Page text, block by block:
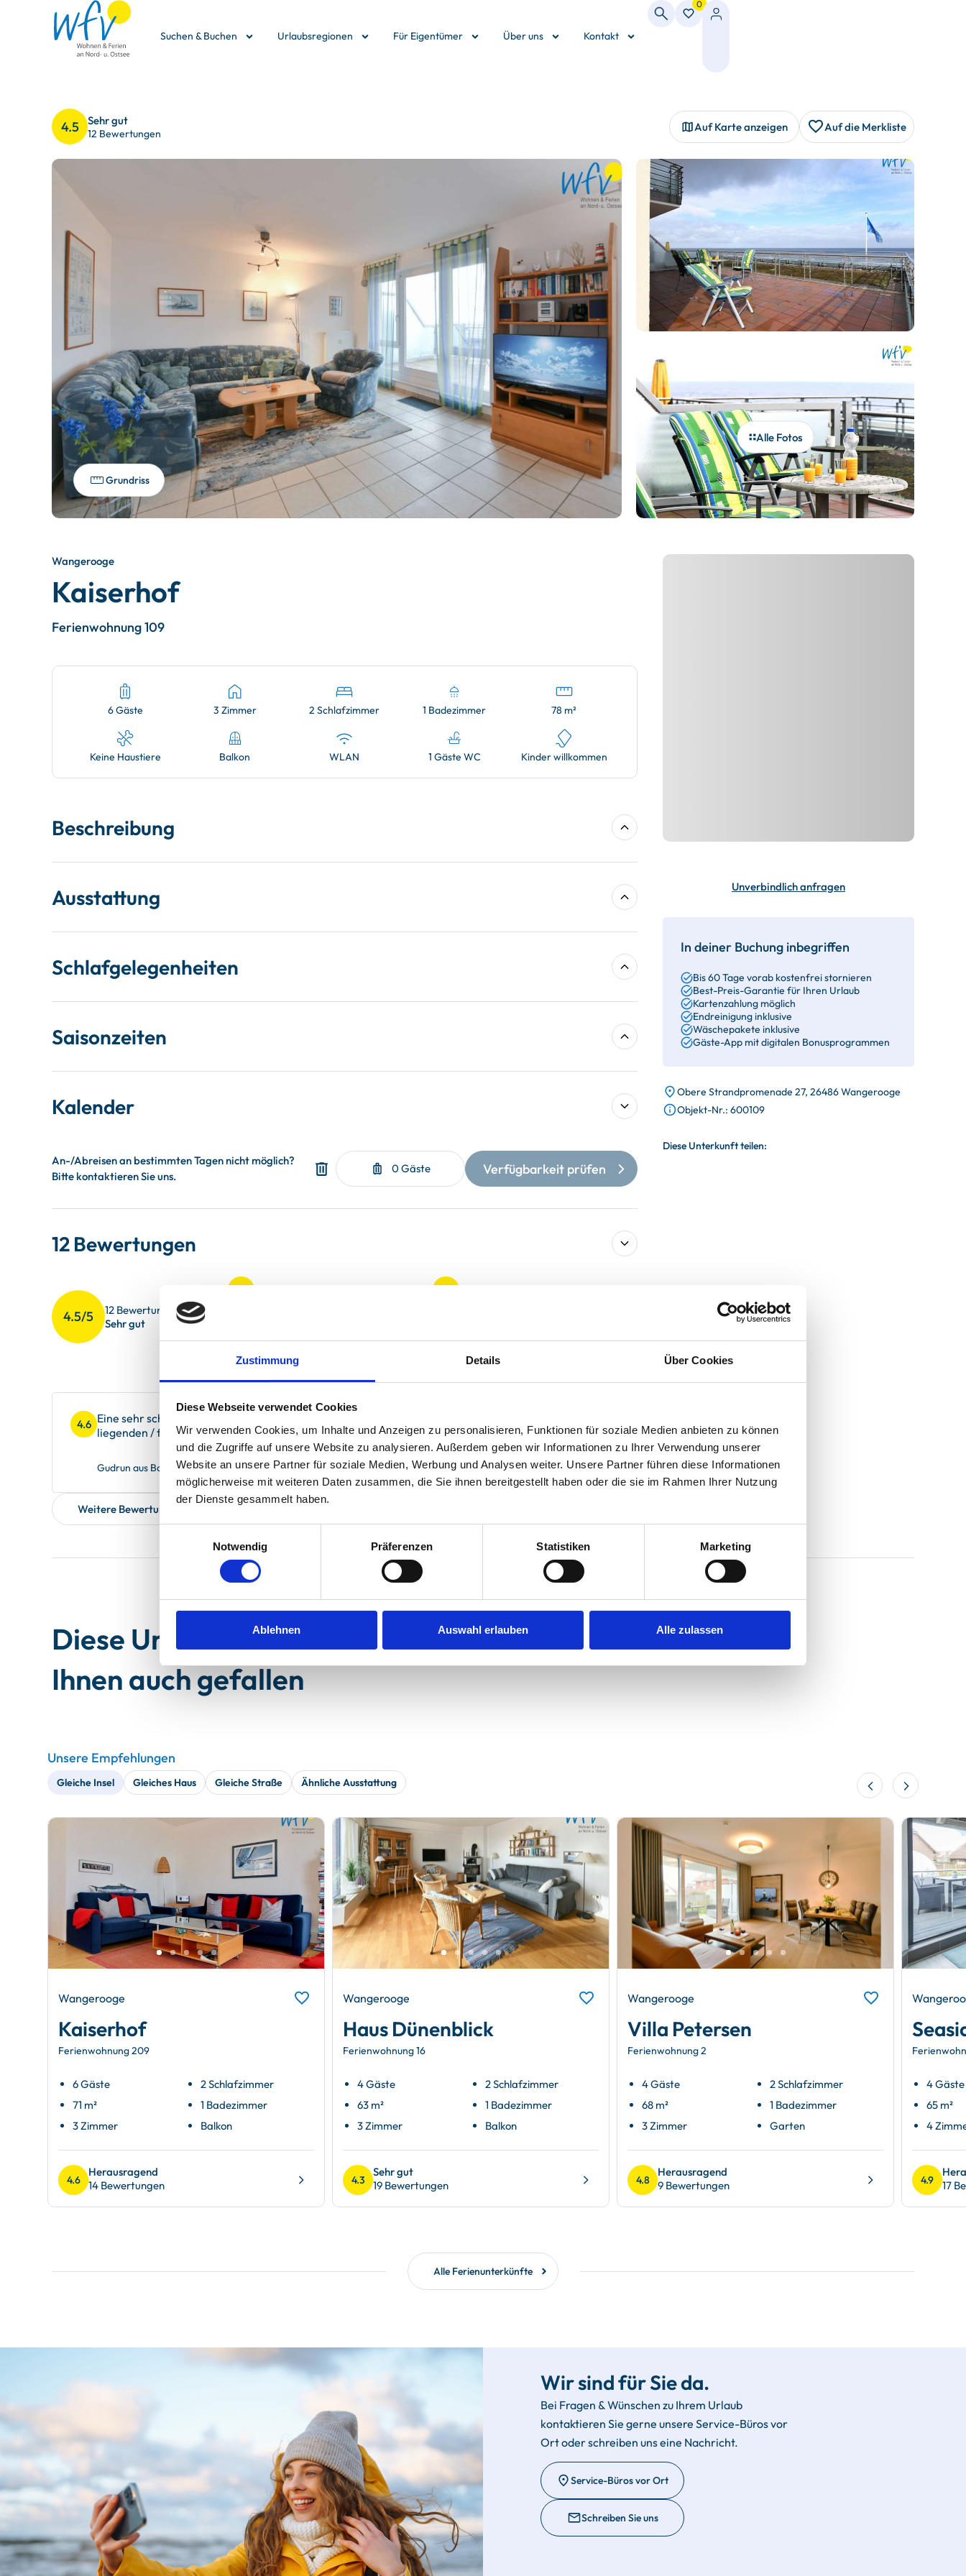
Zustimmung Details Über Cookies
Diese Webseite verwendet Cookies
Wir verwenden Cookies, um Inhalte und Anzeigen zu personalisieren, Funktionen für soziale Medien anbieten zu können
und die Zugriffe auf unsere Website zu analysieren. Außerdem geben wir Informationen zu Ihrer Verwendung unserer
Website an unsere Partner für soziale Medien, Werbung und Analysen weiter. Unsere Partner führen diese Informationen
möglicherweise mit weiteren Daten zusammen, die Sie ihnen bereitgestellt haben oder die sie im Rahmen Ihrer Nutzung
der Dienste gesammelt haben.
Notwendig
Präferenzen Statistiken Marketing
Ablehnen Auswahl erlauben Alle zulassen
Suchen & Buchen Urlaubsregionen Für Eigentümer Über uns Kontakt
0
4.5 Sehr gut
12 Bewertungen Auf Karte anzeigen Auf die Merkliste
Grundriss
Alle Fotos
Wangerooge
Kaiserhof
Ferienwohnung 109
6 Gäste 3 Zimmer 2 Schlafzimmer 1 Badezimmer 78 m²
Keine Haustiere Balkon WLAN 1 Gäste WC Kinder willkommen
Beschreibung
Ausstattung
Schlafgelegenheiten
Saisonzeiten
Kalender
12 Bewertungen
4.5/5
12 Bewertungen
Sehr gut
4.6 4.3
4.8 Service
4.6 Eine sehr schöne Ferienwohnung mit wunderbarer Aussicht auf das Meer und die vor Wangerooge
liegenden / fahrenden Schiffe. Die Ausstattung ist super und lässt keine Wünsche offen.
Gudrun aus Bad Laer , verreist im September 2025
Weitere Bewertungen zeigen
Unverbindlich anfragen
In deiner Buchung inbegriffen
Bis 60 Tage vorab kostenfrei stornieren
Best-Preis-Garantie für Ihren Urlaub
Kartenzahlung möglich
Endreinigung inklusive
Wäschepakete inklusive
Gäste-App mit digitalen Bonusprogrammen
Obere Strandpromenade 27, 26486 Wangerooge
Objekt-Nr.: 600109
Diese Unterkunft teilen:
Diese Unterkünfte werden
Ihnen auch gefallen
Unsere Empfehlungen
Gleiche Insel Gleiches Haus Gleiche Straße Ähnliche Ausstattung
Wangerooge
Kaiserhof
Ferienwohnung 209
6 Gäste
71 m²
3 Zimmer
2 Schlafzimmer
1 Badezimmer
Balkon
4.6
Herausragend
14 Bewertungen
Wangerooge
Haus Dünenblick
Ferienwohnung 16
4 Gäste
63 m²
3 Zimmer
2 Schlafzimmer
1 Badezimmer
Balkon
4.3
Sehr gut
19 Bewertungen
Wangerooge
Villa Petersen
Ferienwohnung 2
4 Gäste
68 m²
3 Zimmer
2 Schlafzimmer
1 Badezimmer
Garten
4.8
Herausragend
9 Bewertungen
4 Gäste
65 m²
4
4.9
17
Alle Ferienunterkünfte
Wir sind für Sie da.
Bei Fragen & Wünschen zu Ihrem Urlaub
kontaktieren Sie gerne unsere Service-Büros vor
Ort oder schreiben uns eine Nachricht.
Service-Büros vor Ort
Schreiben Sie uns